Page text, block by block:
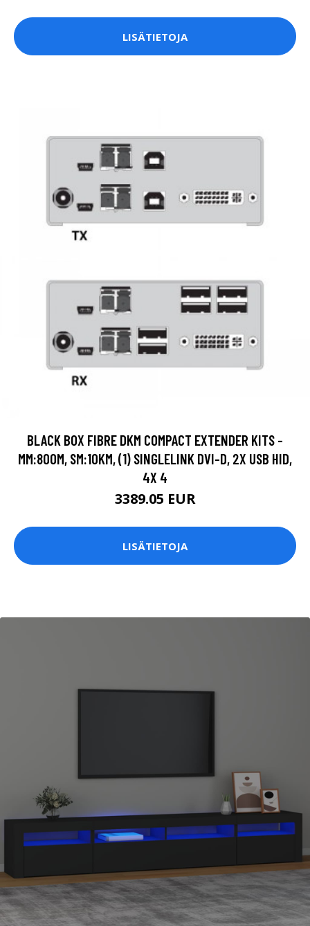
LISÄTIETOJA
BLACK BOX FIBRE DKM COMPACT EXTENDER KITS -
MM:800M, SM:10KM, (1) SINGLELINK DVI-D, 2X USB HID,
4X 4
3389.05 EUR
LISÄTIETOJA